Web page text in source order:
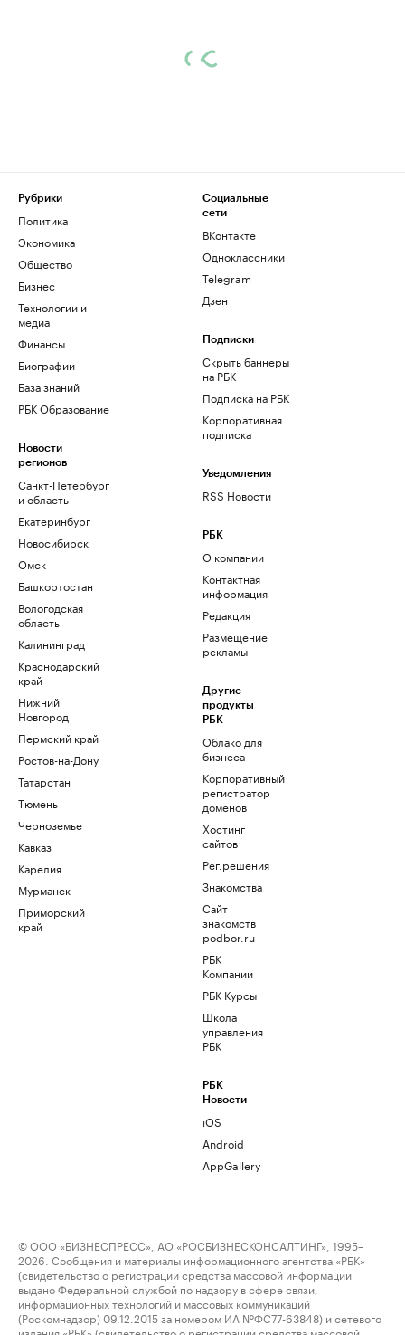
Рубрики
Политика
Экономика
Общество
Бизнес
Технологии и
медиа
Финансы
Биографии
База знаний
РБК Образование
Новости
регионов
Санкт-Петербург
и область
Екатеринбург
Новосибирск
Омск
Башкортостан
Вологодская
область
Калининград
Краснодарский
край
Нижний
Новгород
Пермский край
Ростов-на-Дону
Татарстан
Тюмень
Черноземье
Кавказ
Карелия
Мурманск
Приморский
край
Социальные
сети
ВКонтакте
Одноклассники
Telegram
Дзен
Подписки
Скрыть баннеры
на РБК
Подписка на РБК
Корпоративная
подписка
Уведомления
RSS Новости
РБК
О компании
Контактная
информация
Редакция
Размещение
рекламы
Другие
продукты
РБК
Облако для
бизнеса
Корпоративный
регистратор
доменов
Хостинг
сайтов
Рег.решения
Знакомства
Сайт
знакомств
podbor.ru
РБК
Компании
РБК Курсы
Школа
управления
РБК
РБК
Новости
iOS
Android
AppGallery
© ООО «БИЗНЕСПРЕСС», АО «РОСБИЗНЕСКОНСАЛТИНГ», 1995–
2026. Сообщения и материалы информационного агентства «РБК»
(свидетельство о регистрации средства массовой информации
выдано Федеральной службой по надзору в сфере связи,
информационных технологий и массовых коммуникаций
(Роскомнадзор) 09.12.2015 за номером ИА №ФС77-63848) и сетевого